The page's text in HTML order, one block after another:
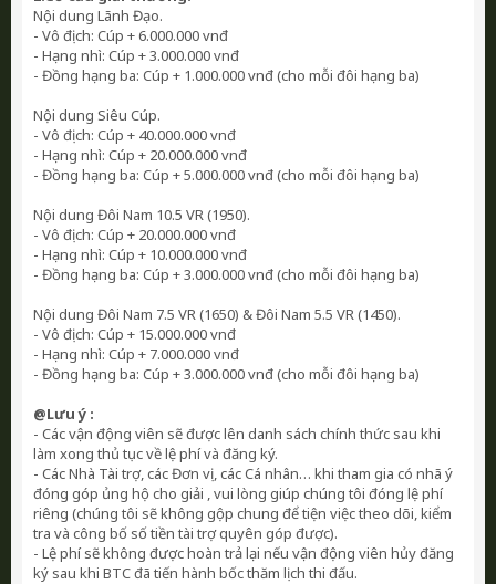
Nội dung Lãnh Đạo.
- Vô địch: Cúp + 6.000.000 vnđ
- Hạng nhì: Cúp + 3.000.000 vnđ
- Đồng hạng ba: Cúp + 1.000.000 vnđ (cho mỗi đôi hạng ba)
Nội dung Siêu Cúp.
- Vô địch: Cúp + 40.000.000 vnđ
- Hạng nhì: Cúp + 20.000.000 vnđ
- Đồng hạng ba: Cúp + 5.000.000 vnđ (cho mỗi đôi hạng ba)
Nội dung Đôi Nam 10.5 VR (1950).
- Vô địch: Cúp + 20.000.000 vnđ
- Hạng nhì: Cúp + 10.000.000 vnđ
- Đồng hạng ba: Cúp + 3.000.000 vnđ (cho mỗi đôi hạng ba)
Nội dung Đôi Nam 7.5 VR (1650) & Đôi Nam 5.5 VR (1450).
- Vô địch: Cúp + 15.000.000 vnđ
- Hạng nhì: Cúp + 7.000.000 vnđ
- Đồng hạng ba: Cúp + 3.000.000 vnđ (cho mỗi đôi hạng ba)
@Lưu ý :
- Các vận động viên sẽ được lên danh sách chính thức sau khi
làm xong thủ tục về lệ phí và đăng ký.
- Các Nhà Tài trợ, các Đơn vị, các Cá nhân… khi tham gia có nhã ý
đóng góp ủng hộ cho giải , vui lòng giúp chúng tôi đóng lệ phí
riêng (chúng tôi sẽ không gộp chung để tiện việc theo dõi, kiểm
tra và công bố số tiền tài trợ quyên góp được).
- Lệ phí sẽ không được hoàn trả lại nếu vận động viên hủy đăng
ký sau khi BTC đã tiến hành bốc thăm lịch thi đấu.